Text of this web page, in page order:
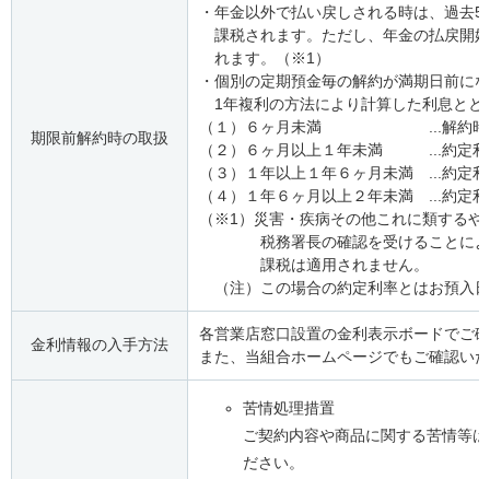
期限前解約時の取扱
・年金以外で払い戻しされる時は、過去
課税されます。ただし、年金の払戻開
れます。（※1）
・個別の定期預金毎の解約が満期日前に
1年複利の方法により計算した利息とと
（１）６ヶ月未満 ...解約時に
（２）６ヶ月以上１年未満 ...約定
（３）１年以上１年６ヶ月未満 ...約
（４）１年６ヶ月以上２年未満 ...約
（※1）災害・疾病その他これに類する
税務署長の確認を受けることにより
課税は適用されません。
（注）この場合の約定利率とはお預入
金利情報の入手方法
各営業店窓口設置の金利表示ボードでご
また、当組合ホームページでもご確認
苦情処理措置
ご契約内容や商品に関する苦情等
ださい。